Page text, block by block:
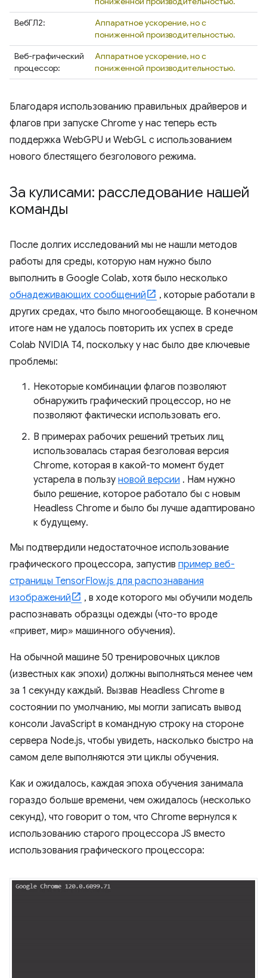
ВебГЛ2:
Аппаратное ускорение, но с
пониженной производительностью.
Веб-графический
процессор:
Аппаратное ускорение, но с
пониженной производительностью.
Благодаря использованию правильных драйверов и
флагов при запуске Chrome у нас теперь есть
поддержка WebGPU и WebGL с использованием
нового блестящего безголового режима.
За кулисами: расследование нашей
команды
После долгих исследований мы не нашли методов
работы для среды, которую нам нужно было
выполнить в Google Colab, хотя было несколько
обнадеживающих сообщений
, которые работали в
других средах, что было многообещающе. В конечном
итоге нам не удалось повторить их успех в среде
Colab NVIDIA T4, поскольку у нас было две ключевые
проблемы:
Некоторые комбинации флагов позволяют
обнаружить графический процессор, но не
позволяют фактически использовать его.
В примерах рабочих решений третьих лиц
использовалась старая безголовая версия
Chrome, которая в какой-то момент будет
устарела в пользу новой версии . Нам нужно
было решение, которое работало бы с новым
Headless Chrome и было бы лучше адаптировано
к будущему.
Мы подтвердили недостаточное использование
графического процессора, запустив пример веб-
страницы TensorFlow.js для распознавания
изображений
, в ходе которого мы обучили модель
распознавать образцы одежды (что-то вроде
«привет, мир» машинного обучения).
На обычной машине 50 тренировочных циклов
(известных как эпохи) должны выполняться менее чем
за 1 секунду каждый. Вызвав Headless Chrome в
состоянии по умолчанию, мы могли записать вывод
консоли JavaScript в командную строку на стороне
сервера Node.js, чтобы увидеть, насколько быстро на
самом деле выполняются эти циклы обучения.
Как и ожидалось, каждая эпоха обучения занимала
гораздо больше времени, чем ожидалось (несколько
секунд), что говорит о том, что Chrome вернулся к
использованию старого процессора JS вместо
использования графического процессора: